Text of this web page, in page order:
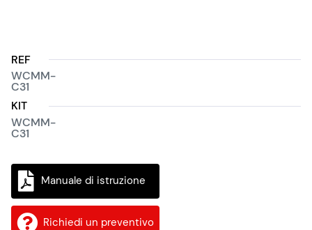
REF
WCMM-
C31
KIT
WCMM-
C31
Manuale di istruzione
Richiedi un preventivo